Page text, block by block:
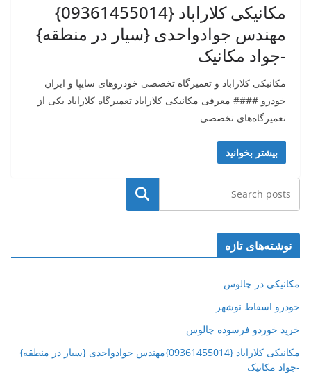
مکانیکی کلاراباد {09361455014}
مهندس جوادواحدی {سیار در منطقه}
-جواد مکانیک
مکانیکی کلاراباد و تعمیرگاه تخصصی خودروهای سایپا و ایران
خودرو #### معرفی مکانیکی کلاراباد تعمیرگاه کلاراباد یکی از
تعمیرگاه‌های تخصصی
بیشتر بخوانید
جستجو
نوشته‌های تازه
مکانیکی در چالوس
خودرو اسقاط نوشهر
خرید خوردو فرسوده چالوس
مکانیکی کلاراباد {09361455014}مهندس جوادواحدی {سیار در منطقه}
-جواد مکانیک